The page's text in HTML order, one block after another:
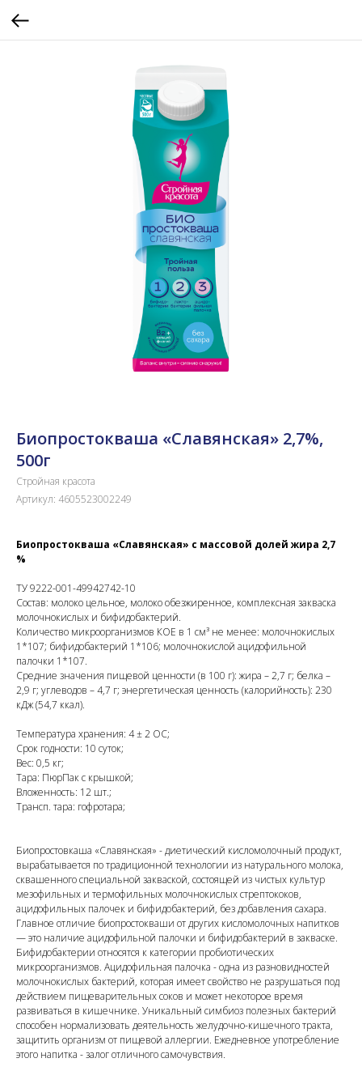
Биопростокваша «Славянская» 2,7%,
500г
Стройная красота
Артикул: 4605523002249
Биопростокваша «Славянская» с массовой долей жира 2,7
%
ТУ 9222-001-49942742-10
Состав: молоко цельное, молоко обезжиренное, комплексная закваска
молочнокислых и бифидобактерий.
Количество микроорганизмов КОЕ в 1 см³ не менее: молочнокислых
1*107; бифидобактерий 1*106; молочнокислой ацидофильной
палочки 1*107.
Средние значения пищевой ценности (в 100 г): жира – 2,7 г; белка –
2,9 г; углеводов – 4,7 г; энергетическая ценность (калорийность): 230
кДж (54,7 ккал).
Температура хранения: 4 ± 2 ОС;
Срок годности: 10 суток;
Вес: 0,5 кг;
Тара: ПюрПак с крышкой;
Вложенность: 12 шт.;
Трансп. тара: гофротара;
Биопростовкаша «Славянская» - диетический кисломолочный продукт,
вырабатывается по традиционной технологии из натурального молока,
сквашенного специальной закваской, состоящей из чистых культур
мезофильных и термофильных молочнокислых стрептококов,
ацидофильных палочек и бифидобактерий, без добавления сахара.
Главное отличие биопростокваши от других кисломолочных напитков
— это наличие ацидофильной палочки и бифидобактерий в закваске.
Бифидобактерии относятся к категории пробиотических
микроорганизмов. Ацидофильная палочка - одна из разновидностей
молочнокислых бактерий, которая имеет свойство не разрушаться под
действием пищеварительных соков и может некоторое время
развиваться в кишечнике. Уникальный симбиоз полезных бактерий
способен нормализовать деятельность желудочно-кишечного тракта,
защитить организм от пищевой аллергии. Ежедневное употребление
этого напитка - залог отличного самочувствия.